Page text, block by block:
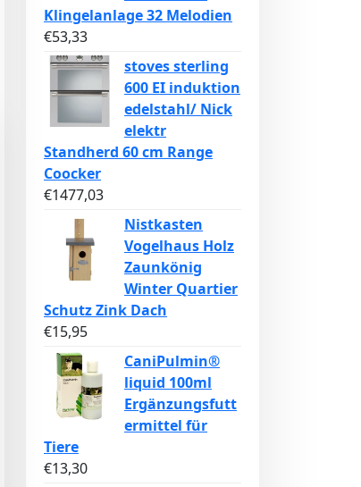
Klingelanlage 32 Melodien
€53,33
stoves sterling
600 EI induktion
edelstahl/ Nick
elektr
Standherd 60 cm Range
Coocker
€1477,03
Nistkasten
Vogelhaus Holz
Zaunkönig
Winter Quartier
Schutz Zink Dach
€15,95
CaniPulmin®
liquid 100ml
Ergänzungsfutt
ermittel für
Tiere
€13,30